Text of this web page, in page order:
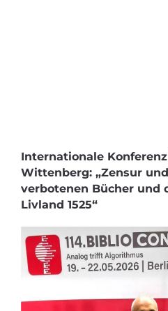
Internationale
Wittenberg: „Zensur
verbotenen Bücher und
Livland 1525“